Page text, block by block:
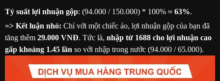
Tỷ suất lợi nhuận gộp: (94.000 / 150.000) * 100% ≈ 63%.
=> Kết luận nhỏ: Chỉ với một chiếc áo, lợi nhuận gộp của bạn đã
tăng thêm 29.000 VNĐ. Tức là, nhập từ 1688 cho lợi nhuận cao
gấp khoảng 1.45 lần so với nhập trong nước (94.000 / 65.000).